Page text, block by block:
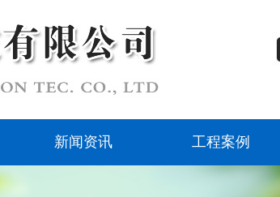
新闻资讯 工程案例